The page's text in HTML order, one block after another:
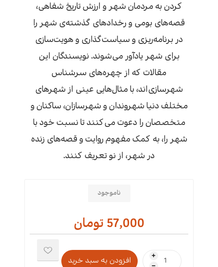
کردن به مردمان شهر و ارزش تاریخ شفاهی،
قصه‌‌های بومی و رخدادهای گذشته‌ی شهر را
در برنامه‌ریزی و سیاست‌گذاری و هویت‌سازی
برای شهر یادآور می‌شوند. نویسندگان این
مقالات که از چهره‌های سرشناس
شهرسازی‌اند، با مثال‌هایی عینی از شهرهای
مختلف دنیا شهروندان و شهرسازان، ساکنان و
متخصصان را دعوت می‌کنند تا نسبت خود با
شهر را، به ‌کمک مفهوم روایت و قصه‌های زنده
در شهر، از نو تعریف کنند.
ناموجود
57,000 تومان
i
h